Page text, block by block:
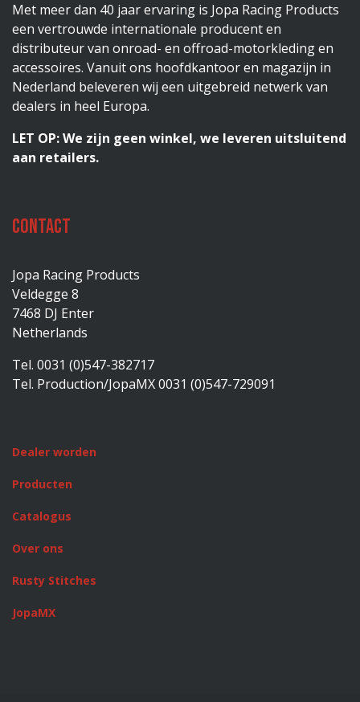
Met meer dan 40 jaar ervaring is Jopa Racing Products
een vertrouwde internationale producent en
distributeur van onroad- en offroad-motorkleding en
accessoires. Vanuit ons hoofdkantoor en magazijn in
Nederland beleveren wij een uitgebreid netwerk van
dealers in heel Europa.
LET OP: We zijn geen winkel, we leveren uitsluitend
aan retailers.
Contact
Jopa Racing Products
Veldegge 8
7468 DJ Enter
Netherlands
Tel. 0031 (0)547-382717
Tel. Production/JopaMX 0031 (0)547-729091
Dealer worden
Producten
Catalogus
Over ons
Rusty Stitches
JopaMX